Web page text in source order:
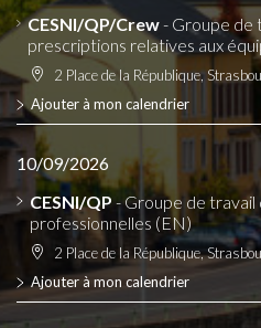
CESNI/QP/Crew- Groupe de
prescriptions relatives aux
2 Place de la République,
Ajouter à mon calendrier
10/09/2026
CESNI/QP- Groupe de travail
professionnelles (EN)
2 Place de la République,
Ajouter à mon calendrier